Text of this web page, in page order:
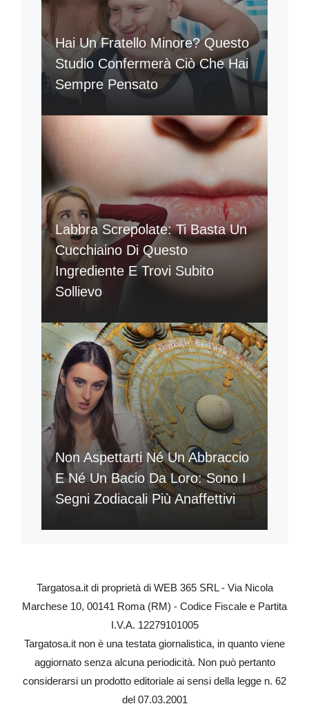
Hai Un Fratello Minore? Questo
Studio Confermerà Ciò Che Hai
Sempre Pensato
Labbra Screpolate: Ti Basta Un
Cucchiaino Di Questo
Ingrediente E Trovi Subito
Sollievo
Non Aspettarti Né Un Abbraccio
E Né Un Bacio Da Loro: Sono I
Segni Zodiacali Più Anaffettivi
Targatosa.it di proprietà di WEB 365 SRL - Via Nicola
Marchese 10, 00141 Roma (RM) - Codice Fiscale e Partita
I.V.A. 12279101005
Targatosa.it non è una testata giornalistica, in quanto viene
aggiornato senza alcuna periodicità. Non può pertanto
considerarsi un prodotto editoriale ai sensi della legge n. 62
del 07.03.2001